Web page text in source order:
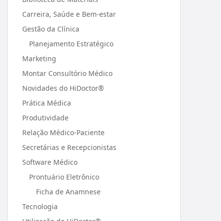
Carreira, Saúde e Bem-estar
Gestão da Clínica
Planejamento Estratégico
Marketing
Montar Consultório Médico
Novidades do HiDoctor®
Prática Médica
Produtividade
Relação Médico-Paciente
Secretárias e Recepcionistas
Software Médico
Prontuário Eletrônico
Ficha de Anamnese
Tecnologia